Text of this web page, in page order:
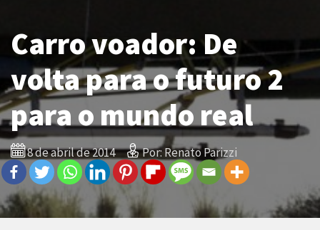
Carro voador: De
volta para o futuro 2
para o mundo real
8 de abril de 2014 Por: Renato Parizzi